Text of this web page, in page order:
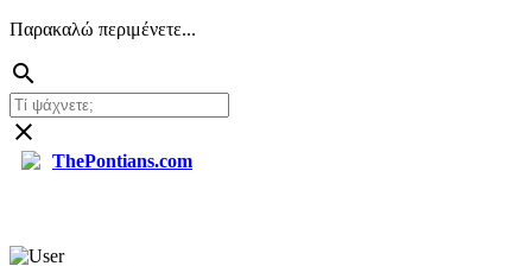
Παρακαλώ περιμένετε...
search
close
ThePontians.com